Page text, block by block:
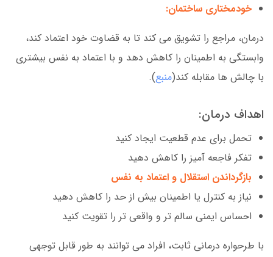
خودمختاری ساختمان:
درمان، مراجع را تشویق می کند تا به قضاوت خود اعتماد کند،
وابستگی به اطمینان را کاهش دهد و با اعتماد به نفس بیشتری
با چالش ها مقابله کند(منبع).
اهداف درمان:
تحمل برای عدم قطعیت ایجاد کنید
تفکر فاجعه آمیز را کاهش دهید
بازگرداندن استقلال و اعتماد به نفس
نیاز به کنترل یا اطمینان بیش از حد را کاهش دهید
احساس ایمنی سالم تر و واقعی تر را تقویت کنید
با طرحواره درمانی ثابت، افراد می توانند به طور قابل توجهی